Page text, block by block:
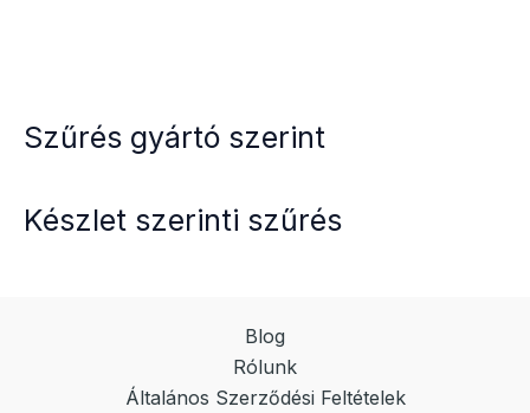
Szűrés gyártó szerint
Készlet szerinti szűrés
Blog
Rólunk
Általános Szerződési Feltételek